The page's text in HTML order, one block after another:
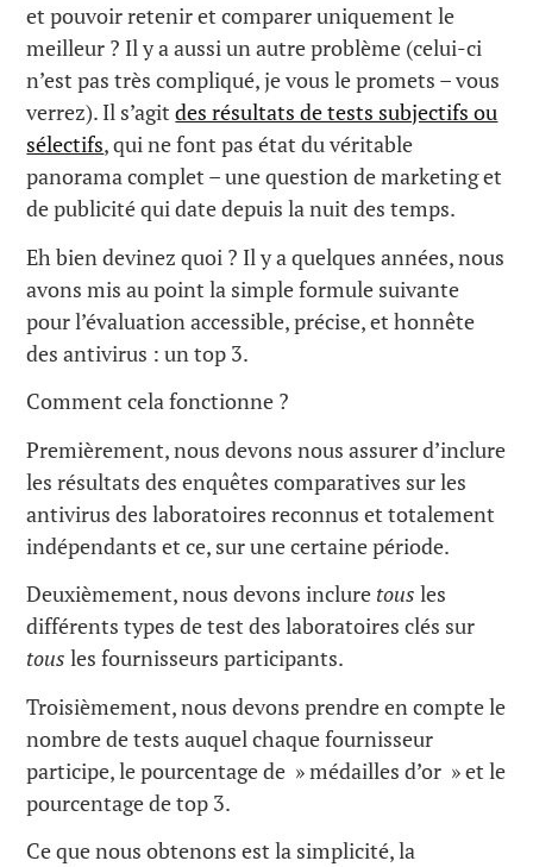
et pouvoir retenir et comparer uniquement le
meilleur ? Il y a aussi un autre problème (celui-ci
n’est pas très compliqué, je vous le promets – vous
verrez). Il s’agitdes résultats de tests subjectifs ou
sélectifs, qui ne font pas état du véritable
panorama complet – une question de marketing et
de publicité qui date depuis la nuit des temps.
Eh bien devinez quoi ? Il y a quelques années, nous
avons mis au point la simple formule suivante
pour l’évaluation accessible, précise, et honnête
des antivirus : un top 3.
Comment cela fonctionne ?
Premièrement, nous devons nous assurer d’inclure
les résultats des enquêtes comparatives sur les
antivirus des laboratoires reconnus et totalement
indépendants et ce, sur une certaine période.
Deuxièmement, nous devons inclure tous les
différents types de test des laboratoires clés sur
tous les fournisseurs participants.
Troisièmement, nous devons prendre en compte le
nombre de tests auquel chaque fournisseur
participe, le pourcentage de » médailles d’or » et le
pourcentage de top 3.
Ce que nous obtenons est la simplicité, la